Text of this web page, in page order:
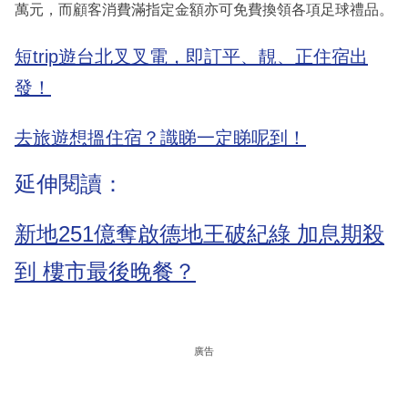
萬元，而顧客消費滿指定金額亦可免費換領各項足球禮品。
短trip遊台北叉叉電，即訂平、靚、正住宿出
發！
去旅遊想搵住宿？識睇一定睇呢到！
延伸閱讀：
新地251億奪啟德地王破紀綠 加息期殺
到 樓市最後晚餐？
廣告